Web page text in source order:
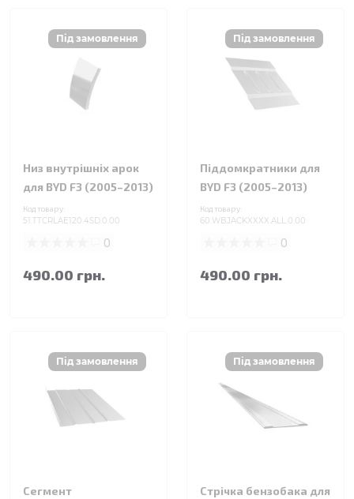
Низ внутрішніх арок
для BYD F3 (2005–2013)
Код товару:
51.TTCRLAE120.4SD.0.00
0
490.00 грн.
Піддомкратники для
BYD F3 (2005–2013)
Код товару:
60.WBJACKXXXX.ALL.0.00
0
490.00 грн.
Сегмент
Стрічка бензобака для